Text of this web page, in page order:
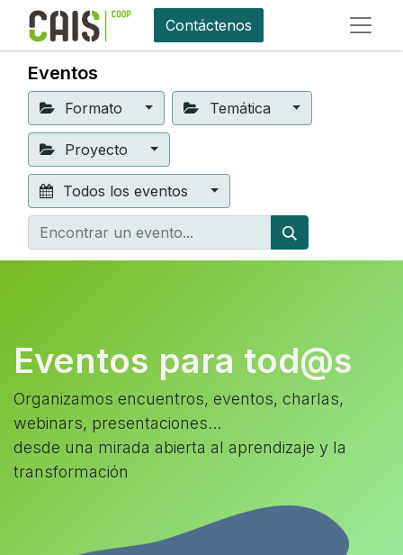
Contáctenos
Eventos
Formato Temática
Proyecto
Todos los eventos
Eventos para tod@s
Organizamos encuentros, eventos, charlas,
webinars, presentaciones...
desde una mirada abierta al aprendizaje y la
transformación